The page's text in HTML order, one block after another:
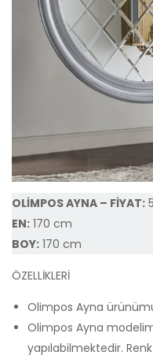
OLİMPOS AYNA – FİYAT:
EN: 170 cm
BOY: 170 cm
ÖZELLİKLERİ
Olimpos Ayna
Olimpos Ayna
yapılabilmektedir.